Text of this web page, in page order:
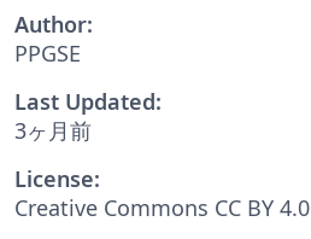
Author:
PPGSE
Last Updated:
3ヶ月前
License:
Creative Commons CC BY 4.0